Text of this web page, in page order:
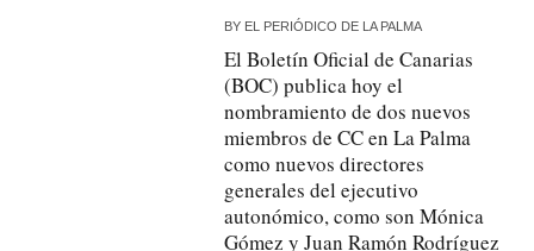
BY EL PERIÓDICO DE LA PALMA
El Boletín Oficial de Canarias
(BOC) publica hoy el
nombramiento de dos nuevos
miembros de CC en La Palma
como nuevos directores
generales del ejecutivo
autonómico, como son Mónica
Gómez y Juan Ramón Rodríguez